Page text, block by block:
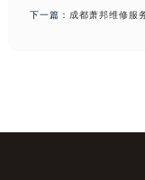
下一篇： 成都萧邦维修服